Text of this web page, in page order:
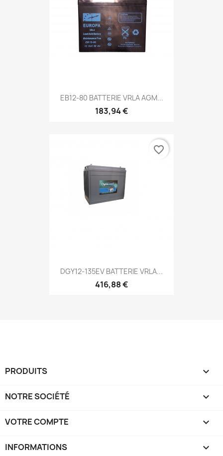
EB12-80 BATTERIE VRLA AGM...
183,94 €
DGY12-135EV BATTERIE VRLA...
416,88 €
favorite_border
PRODUITS 
NOTRE SOCIÉTÉ 
VOTRE COMPTE 
INFORMATIONS keyboard_arrow_down